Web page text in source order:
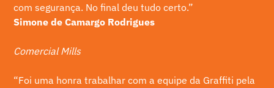
com segurança. No final deu tudo certo.”
Simone de Camargo Rodrigues
Comercial Mills
“Foi uma honra trabalhar com a equipe da Graffiti pela